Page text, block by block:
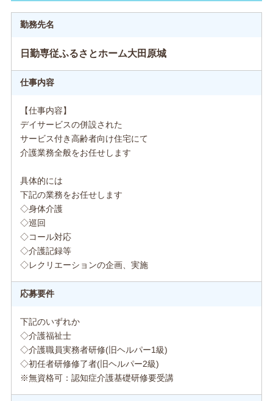
勤務先名
日勤専従ふるさとホーム大田原城
仕事内容
【仕事内容】
デイサービスの併設された
サービス付き高齢者向け住宅にて
介護業務全般をお任せします
具体的には
下記の業務をお任せします
◇身体介護
◇巡回
◇コール対応
◇介護記録等
◇レクリエーションの企画、実施
応募要件
下記のいずれか
◇介護福祉士
◇介護職員実務者研修(旧ヘルパー1級)
◇初任者研修修了者(旧ヘルパー2級)
※無資格可：認知症介護基礎研修要受講